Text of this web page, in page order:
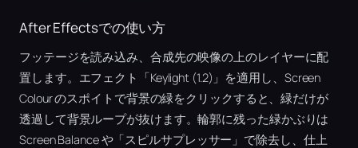
After Effectsでの使い方
フッテージを読み込み、合成先の映像の上のレイヤーに配
置します。エフェクト「Keylight (1.2)」を適用し、Screen
Colour のスポイトで背景の緑をクリックすると、緑だけが
透過して背景ループが抜けます。輪郭に残った緑かぶりは
Screen Balance や「スピルサプレッサー」で除去し、仕上